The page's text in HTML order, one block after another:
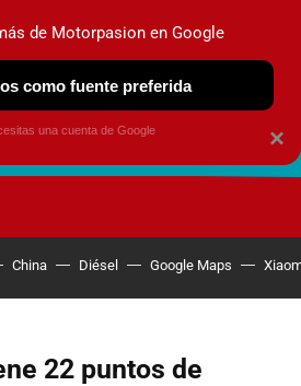
China Diésel Google Maps
22 puntos de
×
de Motorpasion en Google
como fuente preferida
una cuenta de Google